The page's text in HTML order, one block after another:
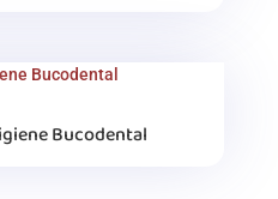
Bucodental